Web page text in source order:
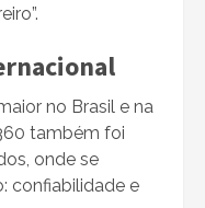
no Brasil e na
também foi
onde se
confiabilidade e